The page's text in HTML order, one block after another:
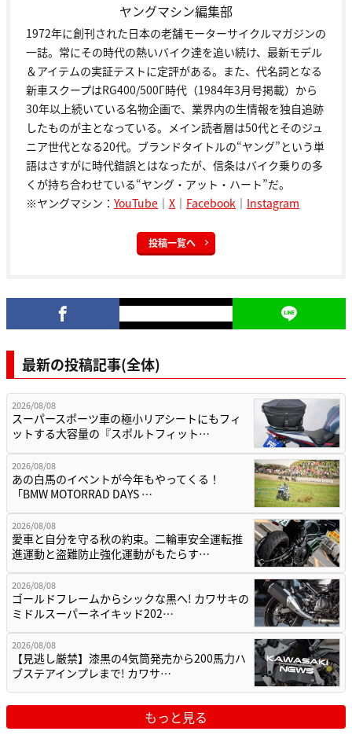
ヤングマシン編集部
1972年に創刊された日本の老舗モーターサイクルマガジンの
一誌。常にその時代の熱いバイク達を追い続け、最新モデル
＆アイテムの実証テストに定評がある。また、代名詞となる
新車スクープはRG400/500Γ時代（1984年3月号掲載）から
30年以上続いている名物企画で、業界内の生情報を独自追跡
したものが主となっている。メイン読者層は50代とそのジュ
ニア世代となる20代。ブランドタイトルの“ヤング”という単
語はさすがに時代錯誤とはなったが、信条はバイク乗りの多
くが持ち合わせている“ヤング・アット・ハート”だ。
※ヤングマシン： YouTube ｜ X ｜ Facebook ｜ Instagram
投稿一覧へ
最新の投稿記事(全体)
2026/08/08
スーパースポーツ車の極小リアシートにもフィ
ットする大容量の『スポルトフィット…
2026/08/08
あの白馬のイベントが今年もやってくる！
「BMW MOTORRAD DAYS …
2026/08/08
愛車と自分を守る秋の約束。二輪車安全運転推
進運動と盗難防止強化運動がもたらす…
2026/08/08
ゴールドフレームからシックな黒へ! カワサキの
ミドルスーパーネイキッド202…
2026/08/08
【見逃し厳禁】漆黒の4気筒発売から200馬力ハ
ブステアインプレまで! カワサ…
もっと見る